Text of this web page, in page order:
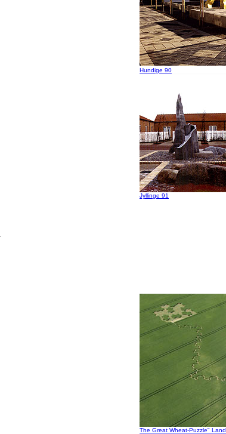
Hundige 90
Jyllinge 91
The Great Wheat-Puzzle"